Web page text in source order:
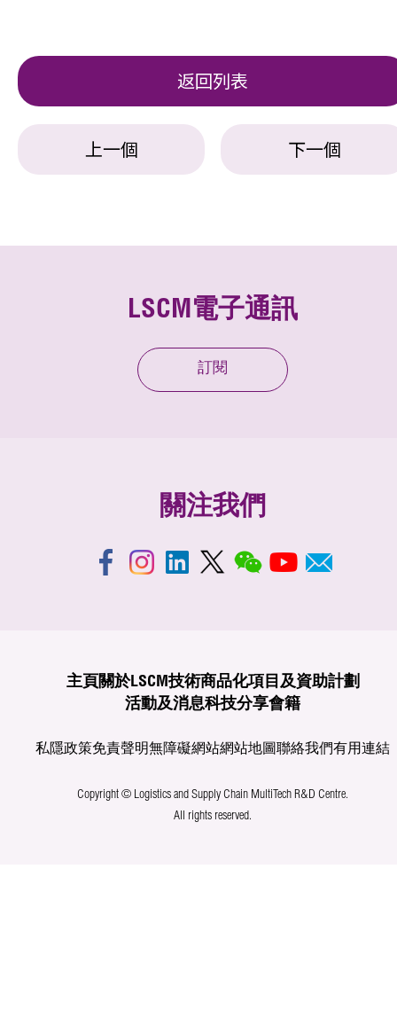
返回列表
上一個 下一個
LSCM電子通訊
訂閱
關注我們
主頁 關於LSCM技術商品化項目及資助計劃
活動及消息科技分享會籍
私隱政策免責聲明無障礙網站網站地圖聯絡我們有用連結
Copyright © Logistics and Supply Chain MultiTech R&D Centre.
All rights reserved.